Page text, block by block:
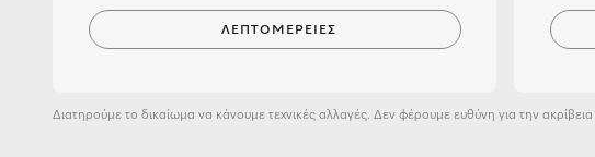
ΛΕΠΤΟΜΈΡΕΙΕΣ
Διατηρούμε το δικαίωμα να κάνουμε τεχνικές αλλαγές. Δεν φέρουμε ευθύνη για την